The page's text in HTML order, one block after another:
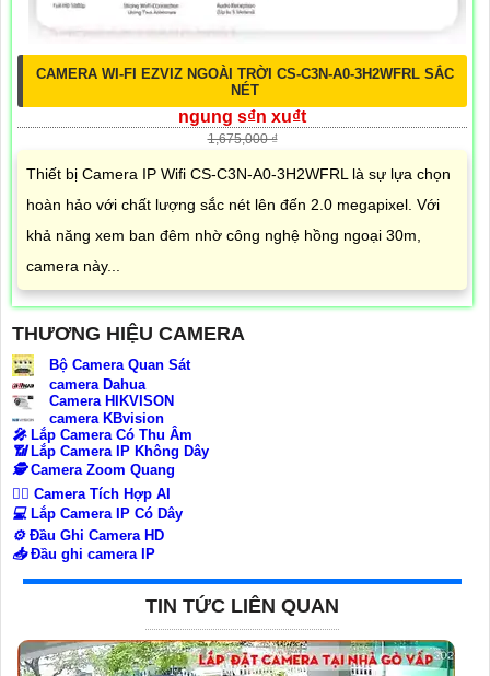
CAMERA WI-FI EZVIZ NGOÀI TRỜI CS-C3N-A0-3H2WFRL SẮC
NÉT
ngung s₫n xu₫t
1,675,000 ₫
Thiết bị Camera IP Wifi CS-C3N-A0-3H2WFRL là sự lựa chọn
hoàn hảo với chất lượng sắc nét lên đến 2.0 megapixel. Với
khả năng xem ban đêm nhờ công nghệ hồng ngoại 30m,
camera này...
THƯƠNG HIỆU CAMERA
Bộ Camera Quan Sát
camera Dahua
Camera HIKVISON
camera KBvision
️🎤️ Lắp Camera Có Thu Âm
📶 Lắp Camera IP Không Dây
🕵️Camera Zoom Quang
🧛‍♀️ Camera Tích Hợp AI
💻Lắp Camera IP Có Dây
⚙️Đầu Ghi Camera HD
📥Đầu ghi camera IP
TIN TỨC LIÊN QUAN